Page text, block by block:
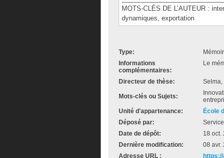
MOTS-CLÉS DE L’AUTEUR :
dynamiques, exportation
Type:
Informations
complémentaires:
Le
Directeur de thèse: Selma,
Mots-clés ou Sujets:
Unité d'appartenance:
École
Déposé par:
Date de dépôt:
18 oct.
Dernière modification:
08 avr.
Adresse URL :